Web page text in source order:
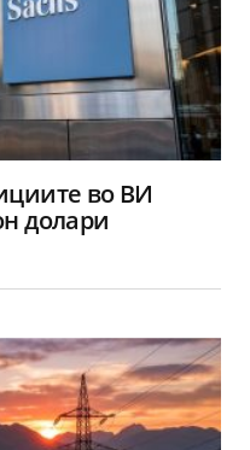
во ВИ
долари